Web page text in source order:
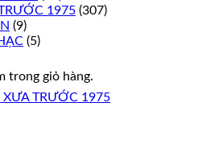
trong giỏ hàng.
1975 (307)
(9)
(5)
XƯA TRƯỚC 1975